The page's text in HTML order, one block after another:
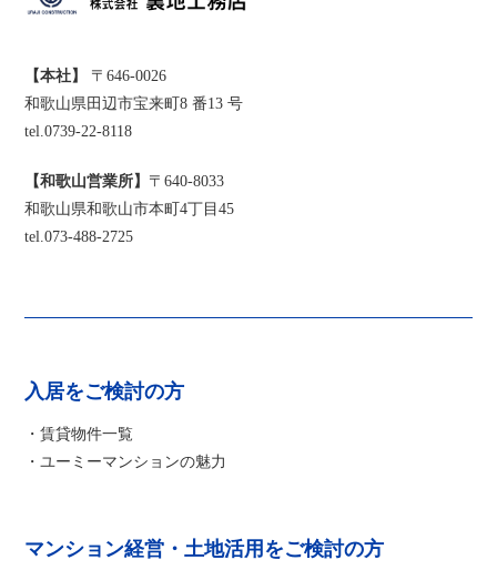
【本社】
〒646-0026
和歌山県田辺市宝来町8 番13 号
tel.0739-22-8118
【和歌山営業所】 〒640-8033
和歌山県和歌山市本町4丁目45
tel.073-488-2725
入居をご検討の方
・賃貸物件一覧
・ユーミーマンションの魅力
マンション経営・土地活用をご検討の方